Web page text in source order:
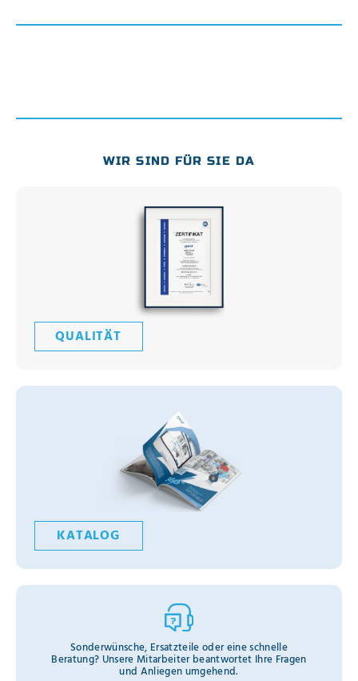
WIR SIND FÜR SIE DA
QUALITÄT
KATALOG
Sonderwünsche, Ersatzteile oder eine schnelle
Beratung? Unsere Mitarbeiter beantwortet Ihre Fragen
und Anliegen umgehend.